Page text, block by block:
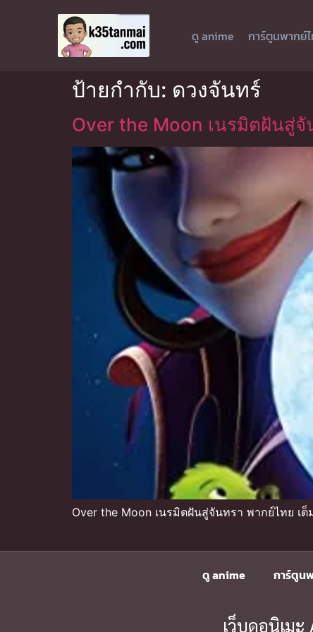
ดู anime การ์ตูนพากย์
ป้ายกำกับ: ดวงจันทร์
Over the Moon เนรมิตฝันสู่จั
Over the Moon เนรมิตฝันสู่จันทรา พากย์ไทย เต็
ดู anime การ์ตูน
เว็บดูอนิเม